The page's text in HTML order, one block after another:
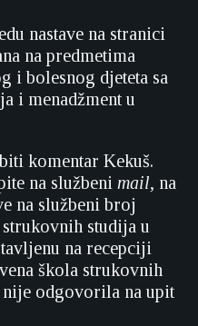
nastave na stranici
na predmetima
i bolesnog djeteta sa
i menadžment u
komentar Kekuš.
na službeni mail, na
na službeni broj
studija u
na recepciji
škola strukovnih
nije odgovorila na upit